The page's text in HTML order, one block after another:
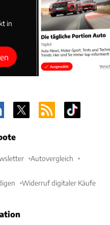
in
Autovergleich
Widerruf digitaler Käufe